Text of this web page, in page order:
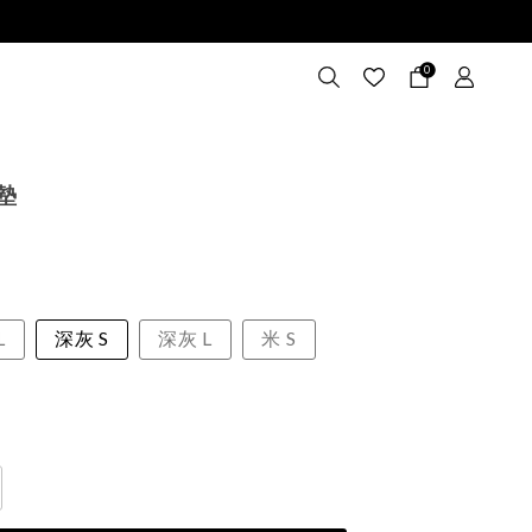
0
深灰 S 深灰 L 米 S